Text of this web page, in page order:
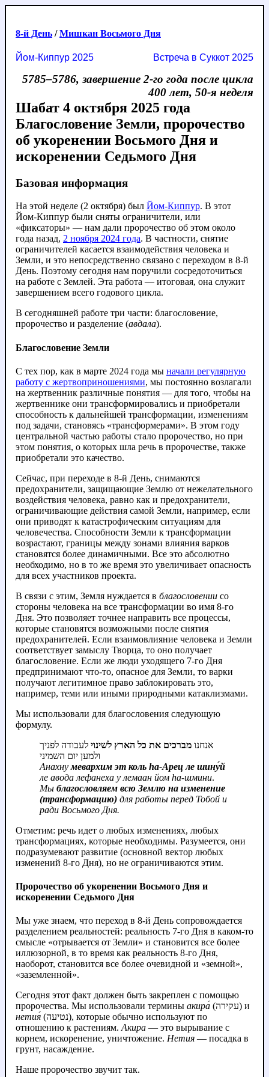
8-й День /Мишкан Восьмого Дня
Йом-Киппур 2025 Встреча в Суккот 2025
5785–5786, завершение 2-го года после цикла
400 лет, 50-я неделя
Шабат 4 октября 2025 года
Благословение Земли, пророчество
об укоренении Восьмого Дня и
искоренении Седьмого Дня
Базовая информация
На этой неделе (2 октября) был Йом-Киппур. В этот
Йом-Киппур были сняты ограничители, или
«фиксаторы» — нам дали пророчество об этом около
года назад, 2 ноября 2024 года. В частности, снятие
ограничителей касается взаимодействия человека и
Земли, и это непосредственно связано с переходом в 8-й
День. Поэтому сегодня нам поручили сосредоточиться
на работе с Землей. Эта работа — итоговая, она служит
завершением всего годового цикла.
В сегодняшней работе три части: благословение,
пророчество и разделение (авдала).
Благословение Земли
С тех пор, как в марте 2024 года мы начали регулярную
работу с жертвоприношениями, мы постоянно возлагали
на жертвенник различные понятия — для того, чтобы на
жертвеннике они трансформировались и приобретали
способность к дальнейшей трансформации, изменениям
под задачи, становясь «трансформерами». В этом году
центральной частью работы стало пророчество, но при
этом понятия, о которых шла речь в пророчестве, также
приобретали это качество.
Сейчас, при переходе в 8-й День, снимаются
предохранители, защищающие Землю от нежелательного
воздействия человека, равно как и предохранители,
ограничивающие действия самой Земли, например, если
они приводят к катастрофическим ситуациям для
человечества. Способности Земли к трансформации
возрастают, границы между зонами влияния варков
становятся более динамичными. Все это абсолютно
необходимо, но в то же время это увеличивает опасность
для всех участников проекта.
В связи с этим, Земля нуждается в благословении со
стороны человека на все трансформации во имя 8-го
Дня. Это позволяет точнее направить все процессы,
которые становятся возможными после снятия
предохранителей. Если взаимовлияние человека и Земли
соответствует замыслу Творца, то оно получает
благословение. Если же люди уходящего 7-го Дня
предпринимают что-то, опасное для Земли, то варки
получают легитимное право заблокировать это,
например, теми или иными природными катаклизмами.
Мы использовали для благословения следующую
формулу.
אנחנו מברכים את כל הארץ לשינוי לעבודה לפניך
ולמען יום השמיני
Анахнумевархим эт коль hа-Арец ле шину́й
ле авода лефанеха у лемаан йом hа-шмини.
Мы благословляем всю Землю на изменение
(трансформацию) для работы перед Тобой и
ради Восьмого Дня.
Отметим: речь идет о любых изменениях, любых
трансформациях, которые необходимы. Разумеется, они
подразумевают развитие (основной вектор любых
изменений 8-го Дня), но не ограничиваются этим.
Пророчество об укоренении Восьмого Дня и
искоренении Седьмого Дня
Мы уже знаем, что переход в 8-й День сопровождается
разделением реальностей: реальность 7-го Дня в каком-то
смысле «отрывается от Земли» и становится все более
иллюзорной, в то время как реальность 8-го Дня,
наоборот, становится все более очевидной и «земной»,
«заземленной».
Сегодня этот факт должен быть закреплен с помощью
пророчества. Мы использовали термины акира́
(עקירה) и
нетия́ (נטיעה), которые обычно используют по
отношению к растениям.Акира — это вырывание с
корнем, искоренение, уничтожение. Нетия — посадка в
грунт, насаждение.
Наше пророчество звучит так.